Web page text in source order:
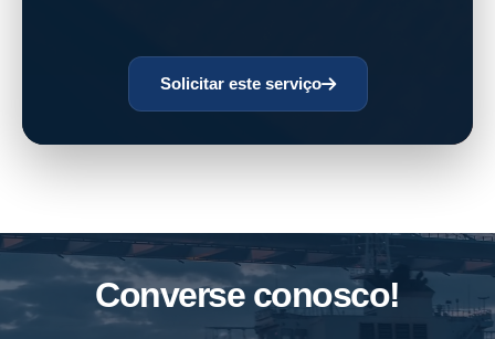
Solicitar este serviço
Converse conosco!